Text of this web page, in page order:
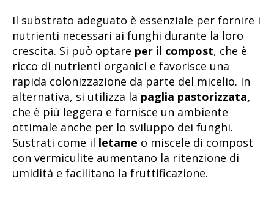
Il substrato adeguato è essenziale per fornire i
nutrienti necessari ai funghi durante la loro
crescita. Si può optare per il compost, che è
ricco di nutrienti organici e favorisce una
rapida colonizzazione da parte del micelio. In
alternativa, si utilizza la paglia pastorizzata,
che è più leggera e fornisce un ambiente
ottimale anche per lo sviluppo dei funghi.
Sustrati come il letame o miscele di compost
con vermiculite aumentano la ritenzione di
umidità e facilitano la fruttificazione.